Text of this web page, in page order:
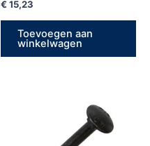
€ 15,23
Toevoegen aan
winkelwagen